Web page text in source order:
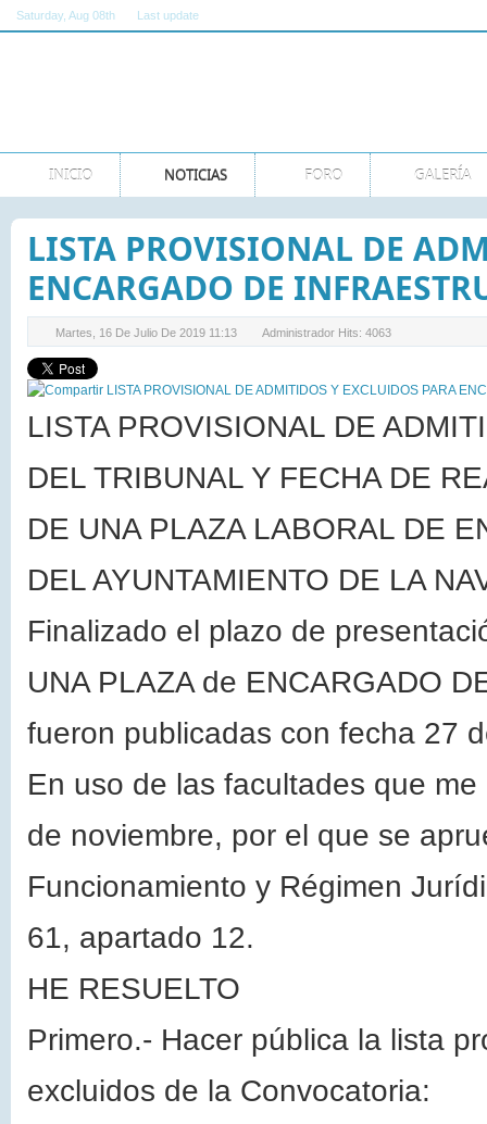
Saturday , Aug 08th Last update
INICIO NOTICIAS FORO GALERÍA
LISTA PROVISIONAL DE
ENCARGADO DE
Martes, 16 De Julio De 2019 11:13 Administrador Hits: 4063
LISTA PROVISIONAL DE
DEL TRIBUNAL Y FECHA DE
DE UNA PLAZA LABORAL DE
DEL AYUNTAMIENTO DE LA
Finalizado el plazo de
UNA PLAZA de ENCARGADO
fueron publicadas con fecha 27
En uso de las facultades que
de noviembre, por el que se
Funcionamiento y Régimen
61, apartado 12.
HE RESUELTO
Primero.- Hacer pública la lista
excluidos de la Convocatoria: